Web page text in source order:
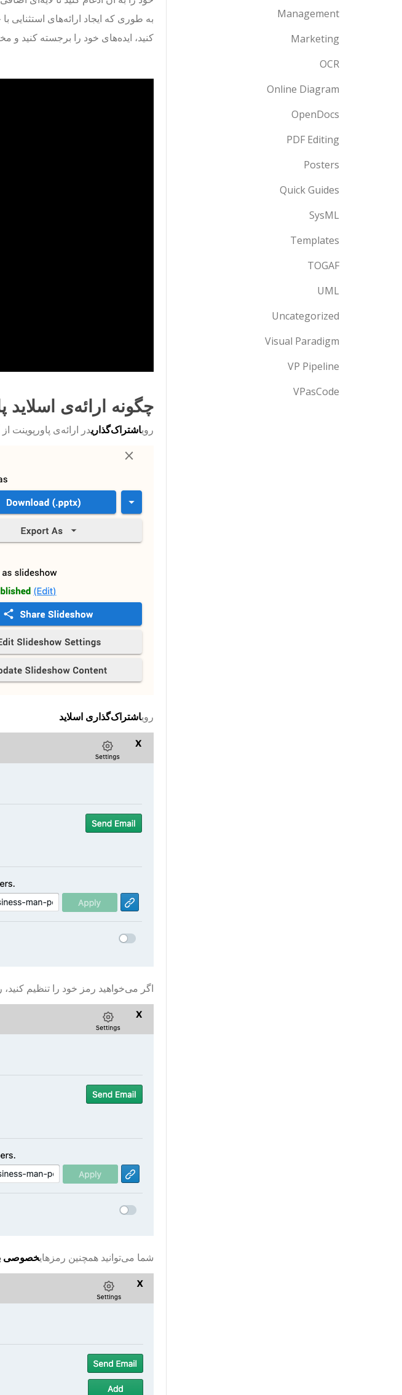
به طوری که ایجاد ارائه‌های
کنید، ایده‌های خود را برجسته کنید و
چگونه ارائه‌ی
رویاشتراک‌گذاریدر ارائه‌ی
رویاشتراک‌گذاری اسلاید
اگر می‌خواهید رمز خود را تنظیم کنید،
شما می‌توانید همچنین رمزهایخصوصی
Management
Marketing
OCR
Online Diagram
OpenDocs
PDF Editing
Posters
Quick Guides
SysML
Templates
TOGAF
UML
Uncategorized
Visual Paradigm
VP Pipeline
VPasCode